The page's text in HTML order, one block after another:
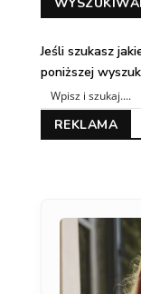
Jeśli szukasz
poniższej
REKLAMA